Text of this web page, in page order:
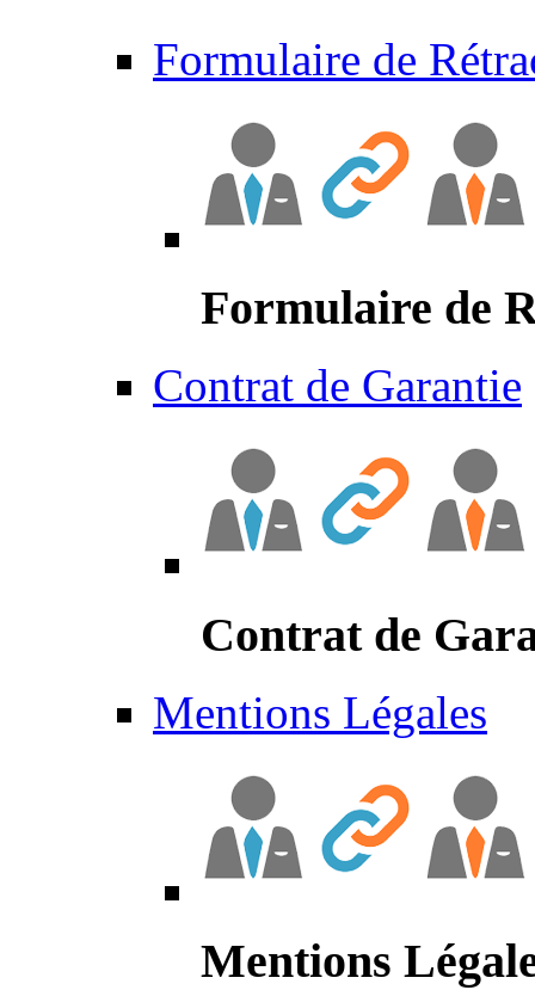
Formulaire de
Formulaire de
Contrat de Garantie
Contrat de
Mentions Légales
Mentions